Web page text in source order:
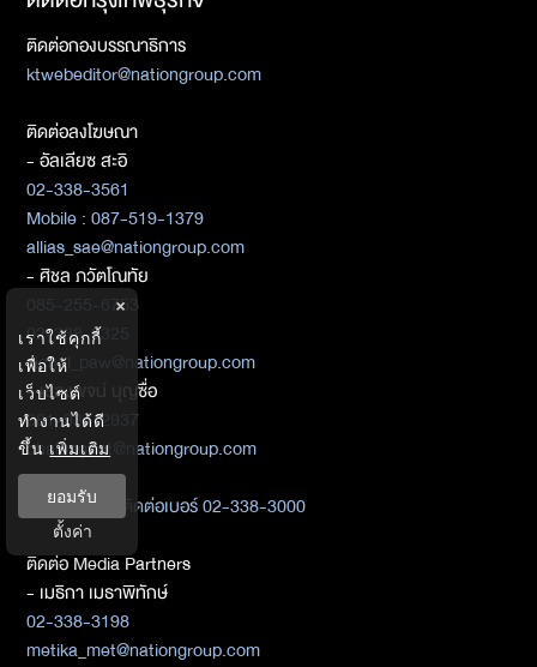
ติดต่อกองบรรณาธิการ
ktwebeditor@nationgroup.com
ติดต่อลงโฆษณา
- อัลเลียซ สะอิ
02-338-3561
Mobile : 087-519-1379
allias_sae@nationgroup.com
- ศิชล ภวัตโณทัย
085-255-6753
02-338-3325
sichol_paw@nationgroup.com
- เชลงพจน์ บุญซื่อ
081-934-2937
chalengpot@nationgroup.com
สมัครสมาชิก
ติดต่อเบอร์ 02-338-3000
ติดต่อ Media Partners
- เมธิกา เมธาพิทักษ์
02-338-3198
metika_met@nationgroup.com
×
เราใช้คุกกี้
เพื่อให้
เว็บไซต์
ทำงานได้ดี
ขึ้น เพิ่มเติม
ยอมรับ
ตั้งค่า